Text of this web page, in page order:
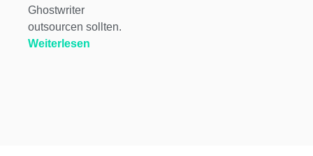
Ghostwriter
outsourcen sollten.
Weiterlesen